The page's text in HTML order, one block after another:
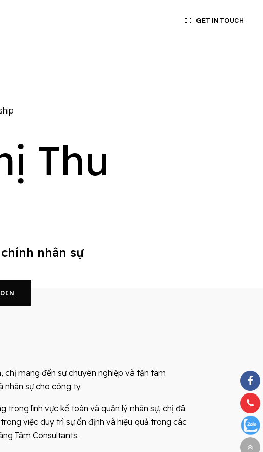
GET IN TOUCH
Thu
nhân sự
chị mang đến sự chuyên nghiệp và tận tâm
nhân sự cho công ty.
trong lĩnh vực kế toán và quản lý nhân sự, chị đã
việc duy trì sự ổn định và hiệu quả trong các
Tâm Consultants.